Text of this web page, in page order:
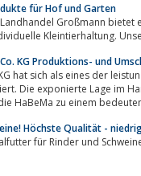
für Hof und Garten
Großmann
für die individuelle Kleintierhaltung.
KG Produktions- und
hat sich als eines der
im Hamburger Hafen, eine der
Höchste Qualität -
für Rinder und